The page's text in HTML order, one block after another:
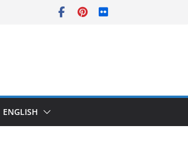
ENGLISH